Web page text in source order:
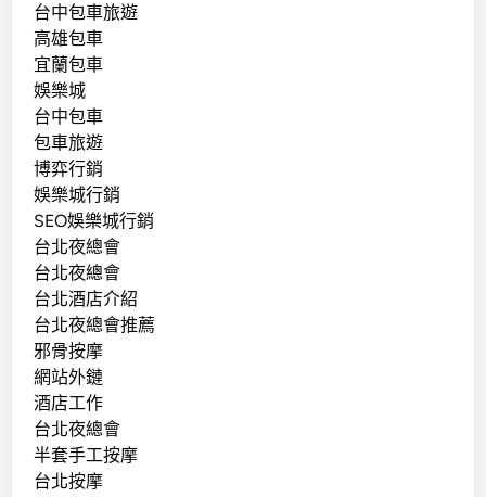
台中包車旅遊
高雄包車
宜蘭包車
娛樂城
台中包車
包車旅遊
博弈行銷
娛樂城行銷
SEO娛樂城行銷
台北夜總會
台北夜總會
台北酒店介紹
台北夜總會推薦
邪骨按摩
網站外鏈
酒店工作
台北夜總會
半套手工按摩
台北按摩